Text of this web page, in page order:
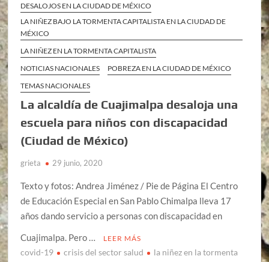
DESALOJOS EN LA CIUDAD DE MÉXICO
LA NIÑEZ BAJO LA TORMENTA CAPITALISTA EN LA CIUDAD DE
MÉXICO
LA NIÑEZ EN LA TORMENTA CAPITALISTA
NOTICIAS NACIONALES
POBREZA EN LA CIUDAD DE MÉXICO
TEMAS NACIONALES
La alcaldía de Cuajimalpa desaloja una
escuela para niños con discapacidad
(Ciudad de México)
grieta 29 junio, 2020
Texto y fotos: Andrea Jiménez / Pie de Página El Centro
de Educación Especial en San Pablo Chimalpa lleva 17
años dando servicio a personas con discapacidad en
Cuajimalpa. Pero …
LEER MÁS
covid-19 crisis del sector salud la niñez en la tormenta